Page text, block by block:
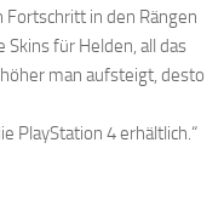
in den Rängen
für Helden, all das
man aufsteigt, desto
PlayStation 4 erhältlich.“